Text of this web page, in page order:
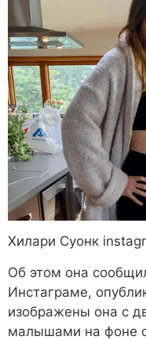
Хилари Суонк
Об этом она
Инстаграме,
изображены она с
малышами на фоне